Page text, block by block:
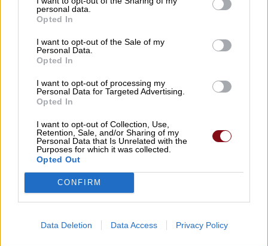
personal data.
Opted In
I want to opt-out of the Sale of my
Personal Data.
Opted In
I want to opt-out of processing my
Personal Data for Targeted Advertising.
Opted In
I want to opt-out of Collection, Use,
Retention, Sale, and/or Sharing of my
Personal Data that Is Unrelated with the
Purposes for which it was collected.
Opted Out
CONFIRM
Data Deletion Data Access Privacy Policy
τους όρους, τον τρόπο και τον φορέα
δημοπράτησης των κολυμβητικών
δεξαμενών
07/08/2026 , 21:21
Γ. Καριπίδης: Να ενισχυθούν άμεσα οι
Υπηρεσίες της Π.Ε. Λάρισας